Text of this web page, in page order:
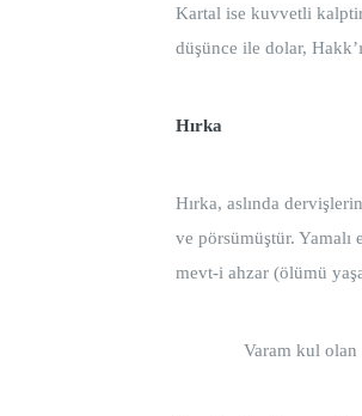
Kartal ise kuvvetli
düşünce ile dolar,
Hırka
Hırka, aslında
ve pörsümüştür.
mevt-i ahzar (ölümü
Varam kul